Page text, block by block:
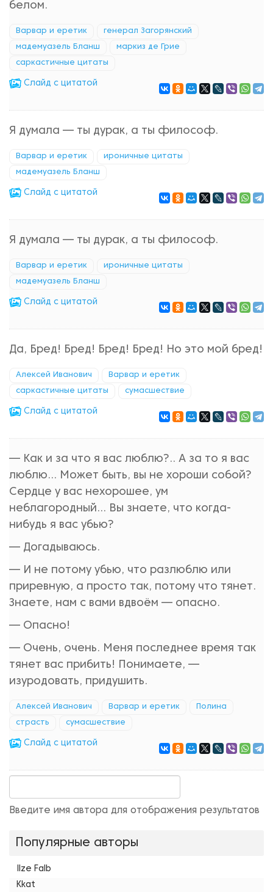
белом.
Варвар и еретик генерал Загорянский
мадемуазель Бланш маркиз де Грие
саркастичные цитаты
Cлайд с цитатой
Я думала — ты дурак, а ты философ.
Варвар и еретик ироничные цитаты
мадемуазель Бланш
Cлайд с цитатой
Я думала — ты дурак, а ты философ.
Варвар и еретик ироничные цитаты
мадемуазель Бланш
Cлайд с цитатой
Да, Бред! Бред! Бред! Бред! Но это мой бред!
Алексей Иванович Варвар и еретик
саркастичные цитаты сумасшествие
Cлайд с цитатой
— Как и за что я вас люблю?.. А за то я вас
люблю... Может быть, вы не хороши собой?
Сердце у вас нехорошее, ум
неблагородный... Вы знаете, что когда-
нибудь я вас убью?
— Догадываюсь.
— И не потому убью, что разлюблю или
приревную, а просто так, потому что тянет.
Знаете, нам с вами вдвоём — опасно.
— Опасно!
— Очень, очень. Меня последнее время так
тянет вас прибить! Понимаете, —
изуродовать, придушить.
Алексей Иванович Варвар и еретик Полина
страсть сумасшествие
Cлайд с цитатой
Введите имя автора для отображения результатов
Популярные авторы
Ilze Falb
Kkat